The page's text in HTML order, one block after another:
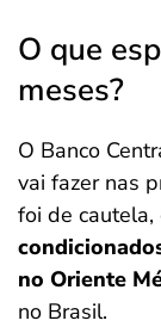
O que
meses?
O Banco
vai fazer nas
foi de cautela,
no Oriente
no Brasil.